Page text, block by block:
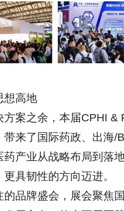
想高地
案之余，本届CPHI
来了国际药政、出海
产业从战略布局到落
具韧性的方向迈进。
品牌盛会，展会聚焦